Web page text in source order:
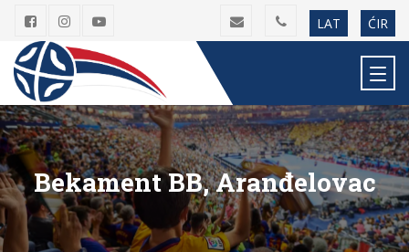
LAT ĆIR
Bekament BB, Aranđelovac